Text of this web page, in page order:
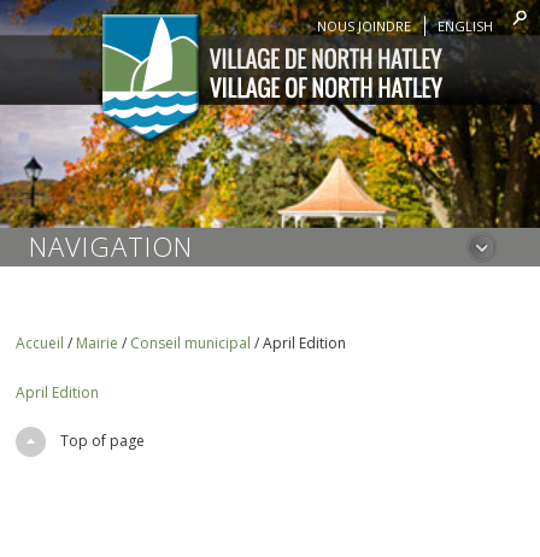
NOUS JOINDRE ENGLISH
NAVIGATION
Accueil / Mairie / Conseil municipal /April Edition
April Edition
Top of page